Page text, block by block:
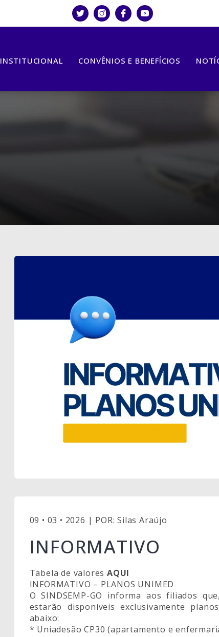
INSTITUCIONAL CONVÊNIOS E BENEFÍCIOS
09 • 03 • 2026 | POR: Silas Araújo
INFORMATIVO
Tabela de valoresAQUI
INFORMATIVO – PLANOS UNIMED
O SINDSEMP-GO informa aos filiados
estarão disponíveis exclusivamente
abaixo:
* Uniadesão CP30 (apartamento e